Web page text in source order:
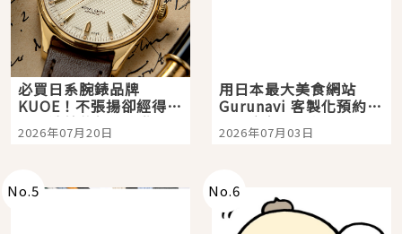
必買日系腕錶品牌
KUOE！不張揚卻經得起
時間洗鍊的經典之作五
選
2026年07月20日
用日本最大美食網站
Gurunavi 客製化預約九
大都市餐廳，打造專屬
美食體驗！
2026年07月03日
No.5 No.6